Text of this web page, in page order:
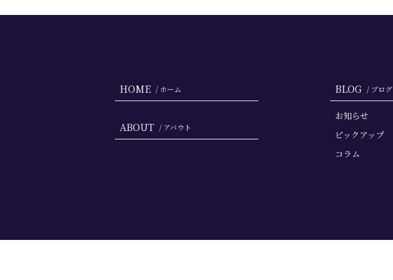
HOME / ホーム
ABOUT / アバウト
BLOG / ブログ
お知らせ
ピックアップ
コラム